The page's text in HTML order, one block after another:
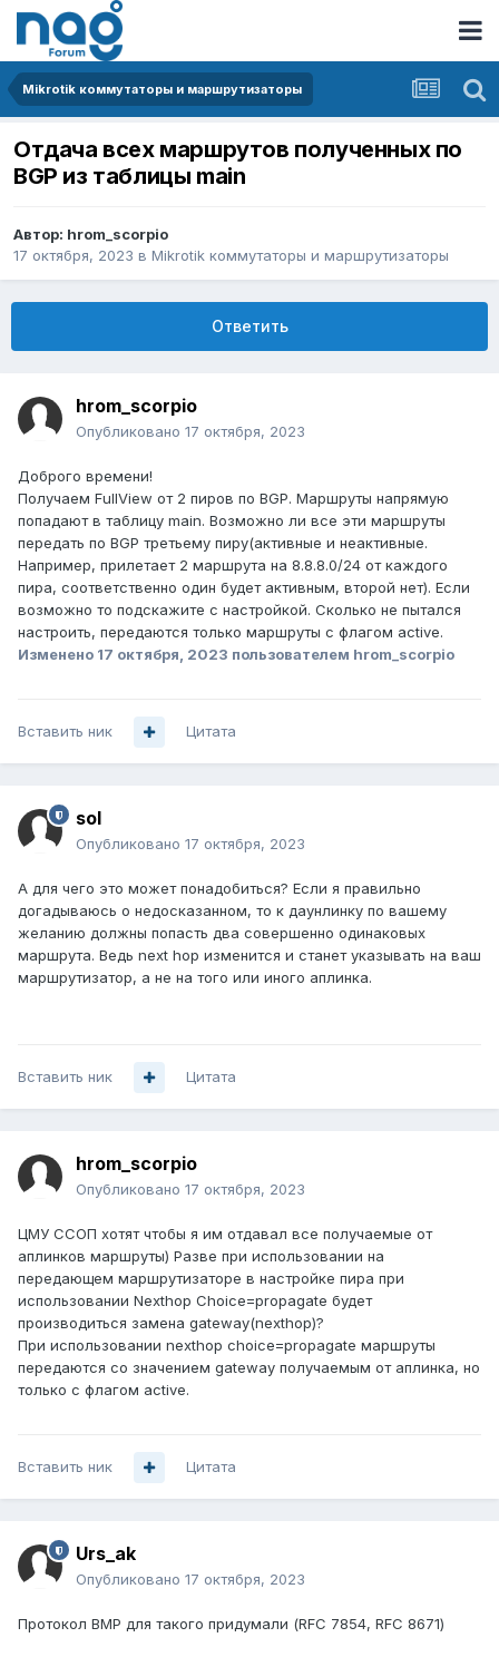
Mikrotik коммутаторы и маршрутизаторы
Отдача всех маршрутов полученных по
BGP из таблицы main
Автор: hrom_scorpio
17 октября, 2023 в Mikrotik коммутаторы и маршрутизаторы
Ответить
hrom_scorpio
Опубликовано 17 октября, 2023
Доброго времени!
Получаем FullView от 2 пиров по BGP. Маршруты напрямую
попадают в таблицу main. Возможно ли все эти маршруты
передать по BGP третьему пиру(активные и неактивные.
Например, прилетает 2 маршрута на 8.8.8.0/24 от каждого
пира, соответственно один будет активным, второй нет). Если
возможно то подскажите с настройкой. Сколько не пытался
настроить, передаются только маршруты с флагом active.
Изменено 17 октября, 2023 пользователем hrom_scorpio
Вставить ник Цитата
sol
Опубликовано 17 октября, 2023
А для чего это может понадобиться? Если я правильно
догадываюсь о недосказанном, то к даунлинку по вашему
желанию должны попасть два совершенно одинаковых
маршрута. Ведь next hop изменится и станет указывать на ваш
маршрутизатор, а не на того или иного аплинка.
Вставить ник Цитата
hrom_scorpio
Опубликовано 17 октября, 2023
ЦМУ ССОП хотят чтобы я им отдавал все получаемые от
аплинков маршруты) Разве при использовании на
передающем маршрутизаторе в настройке пира при
использовании Nexthop Choice=propagate будет
производиться замена gateway(nexthop)?
При использовании nexthop choice=propagate маршруты
передаются со значением gateway получаемым от аплинка, но
только с флагом active.
Вставить ник Цитата
Urs_ak
Опубликовано 17 октября, 2023
Протокол BMP для такого придумали (RFC 7854, RFC 8671)